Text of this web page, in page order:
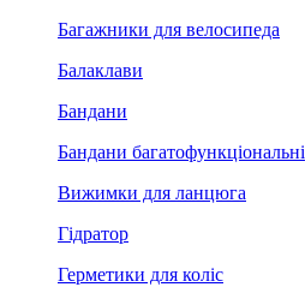
Багажники для велосипеда
Балаклави
Бандани
Бандани багатофункціональні
Вижимки для ланцюга
Гідратор
Герметики для коліс